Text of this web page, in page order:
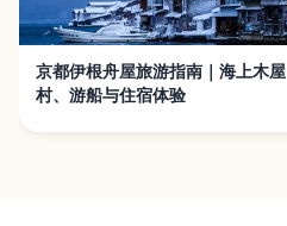
京都伊根舟屋旅游指南｜海上木屋
村、游船与住宿体验